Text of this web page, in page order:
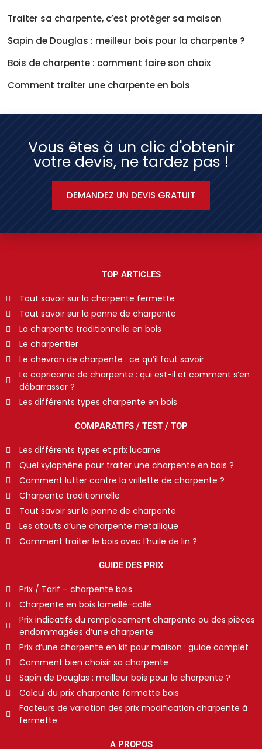
Traiter sa charpente, c’est protéger sa maison
Sapin de Douglas : meilleur bois pour la charpente ?
Bois de charpente : comment faire son choix
Comment traiter une charpente en bois
Vous êtes à un clic d'obtenir
votre devis, ne tardez pas !
DEMANDEZ UN DEVIS GRATUIT
TOP ARTICLES
Tout savoir sur la charpente fermette
Tout savoir sur la panne de charpente
La charpente traditionnelle en bois
Le charpentier
Le chevron de charpente : ce qu’il faut savoir
Le capricorne de charpente : qui est-il et comment s’en
débarrasser ?
Les différents types charpente en bois
COMPARATIFS / TEST / TOP
Les différents types et prix lucarne
Quel xylophène pour traiter une charpente en bois ?
Comment lutter contre la vrillette de charpente ?
Charpente traditionnelle
Tout savoir sur la panne de charpente
Les atouts d’une charpente metallique
Comment traiter le bois avec l’huile de lin ?
GUIDE DES PRIX
Prix / Tarif – charpente bois
Charpente en bois lamellé-collé
Prix indicatifs du remplacement charpente ou des pièces
endommagées d’une charpente
Prix d’une charpente en kit pour maison : guide complet
Comment bien choisir sa charpente
Sapin de Douglas : meilleur bois pour la charpente ?
Calcul du prix charpente fermette bois
Facteurs de variation des prix modification charpente à
fermette
A PROPOS